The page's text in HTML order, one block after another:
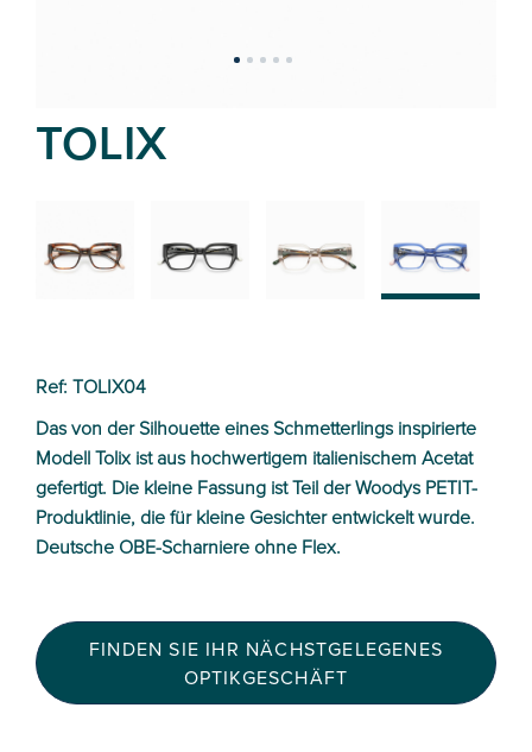
TOLIX
Ref: TOLIX04
Das von der Silhouette eines Schmetterlings inspirierte
Modell Tolix ist aus hochwertigem italienischem Acetat
gefertigt. Die kleine Fassung ist Teil der Woodys PETIT-
Produktlinie, die für kleine Gesichter entwickelt wurde.
Deutsche OBE-Scharniere ohne Flex.
FINDEN SIE IHR NÄCHSTGELEGENES
OPTIKGESCHÄFT